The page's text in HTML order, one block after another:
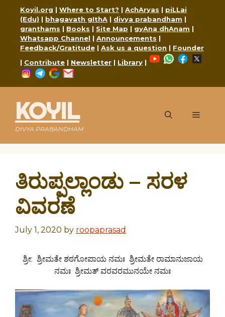
content
Koyil.org | Where to Start? | AchAryas | piLLai
(Edu) | bhagavath gIthA | divya prabandham |
granthams | Books | Site Map | gyAna dhAnam |
Whatsapp Channel | Announcements |
Feedback/Gratitude | Ask us a question | Founder
| Contribute | Newsletter | Library |
YouTubeWhatsApp
Facebook
Instagram
Telegram
Google
KOYIL
DIVYA PRABANDHAM
Menu
ತಿರುಪ್ಪಲ್ಲಾಂಡು – ಸರಳ
ವಿವರಣೆ
July 1, 2020 by roopaprasad
ಶ್ರೀ: ಶ್ರೀಮತೇ ಶಠಗೋಪಾಯ ನಮಃ ಶ್ರೀಮತೇ ರಾಮಾನುಜಾಯ
ನಮಃ ಶ್ರೀಮತ್ ವರವರಮುನಯೇ ನಮಃ